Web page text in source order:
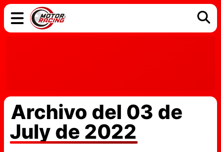
Archivo del 03 de
July de 2022